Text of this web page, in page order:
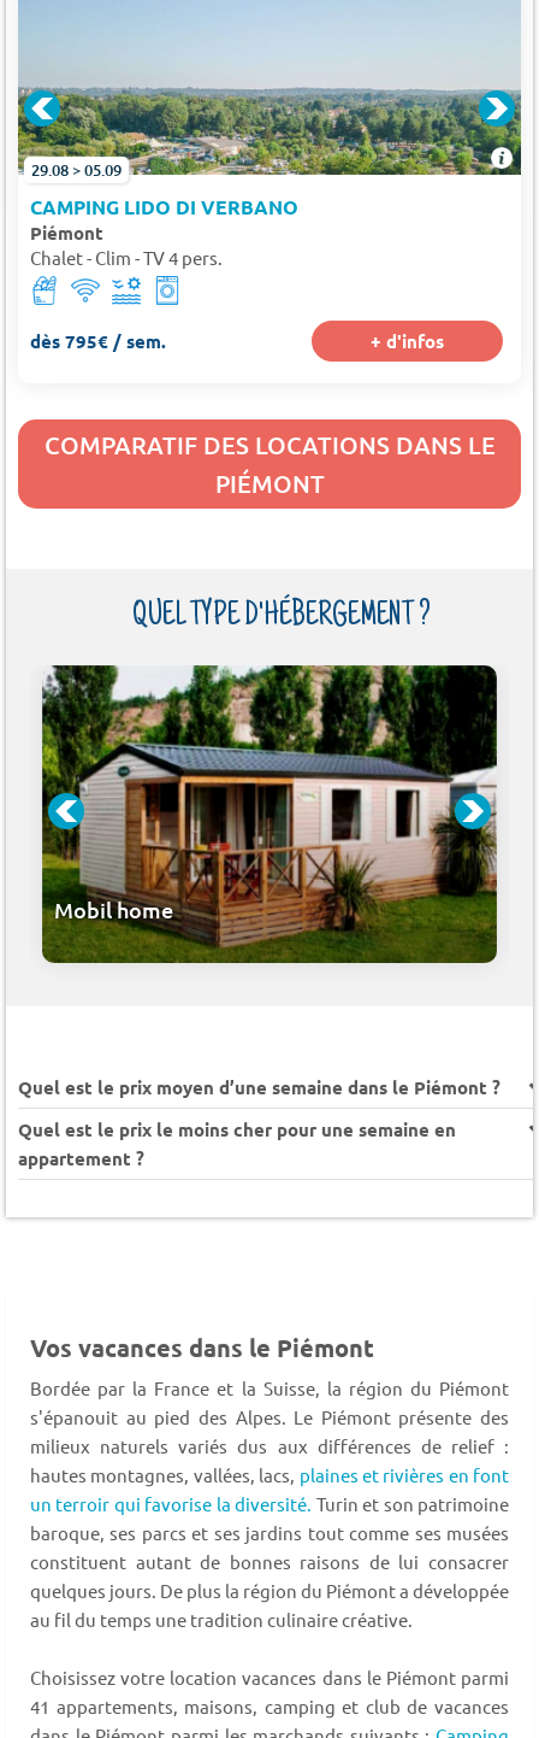
29.08 > 05.09
CAMPING LIDO DI VERBANO
Piémont
Chalet - Clim - TV 4 pers.
dès 795€ / sem. + d'infos
COMPARATIF DES LOCATIONS DANS LE
PIÉMONT
QUEL TYPE D'HÉBERGEMENT ?
Mobil home
Quel est le prix moyen d’une semaine dans le Piémont ?
Quel est le prix le moins cher pour une semaine en
appartement ?
Vos vacances dans le Piémont
Bordée par la France et la Suisse, la région du Piémont
s'épanouit au pied des Alpes. Le Piémont présente des
milieux naturels variés dus aux différences de relief :
hautes montagnes, vallées, lacs, plaines et rivières en font
un terroir qui favorise la diversité. Turin et son patrimoine
baroque, ses parcs et ses jardins tout comme ses musées
constituent autant de bonnes raisons de lui consacrer
quelques jours. De plus la région du Piémont a développée
au fil du temps une tradition culinaire créative.
Choisissez votre location vacances dans le Piémont parmi
41 appartements, maisons, camping et club de vacances